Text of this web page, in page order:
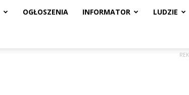
OGŁOSZENIA INFORMATOR LUDZIE